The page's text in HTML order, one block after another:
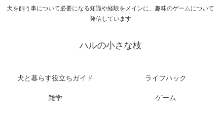
犬を飼う事について必要になる知識や経験をメインに、趣味のゲームについて
発信しています
ハルの小さな枝
犬と暮らす役立ちガイド ライフハック
雑学 ゲーム